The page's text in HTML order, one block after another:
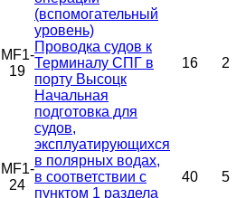
(вспомогательный
уровень)
MF1-
19
Проводка судов к
Терминалу СПГ в
порту Высоцк
16 2
MF1-
24
Начальная
подготовка для
судов,
эксплуатирующихся
в полярных водах,
в соответствии с
пунктом 1 раздела
40 5